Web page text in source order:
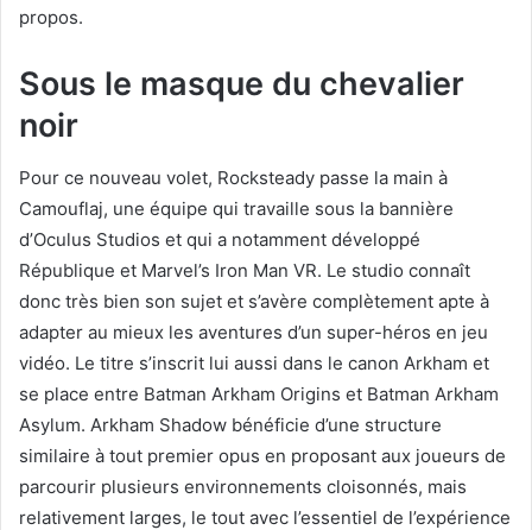
propos.
Sous le masque du chevalier
noir
Pour ce nouveau volet, Rocksteady passe la main à
Camouflaj, une équipe qui travaille sous la bannière
d’Oculus Studios et qui a notamment développé
République et Marvel’s Iron Man VR. Le studio connaît
donc très bien son sujet et s’avère complètement apte à
adapter au mieux les aventures d’un super-héros en jeu
vidéo. Le titre s’inscrit lui aussi dans le canon Arkham et
se place entre Batman Arkham Origins et Batman Arkham
Asylum. Arkham Shadow bénéficie d’une structure
similaire à tout premier opus en proposant aux joueurs de
parcourir plusieurs environnements cloisonnés, mais
relativement larges, le tout avec l’essentiel de l’expérience